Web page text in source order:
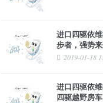
进口四驱依
步者，强势
2019-01-18
进口四驱依
四驱越野房车